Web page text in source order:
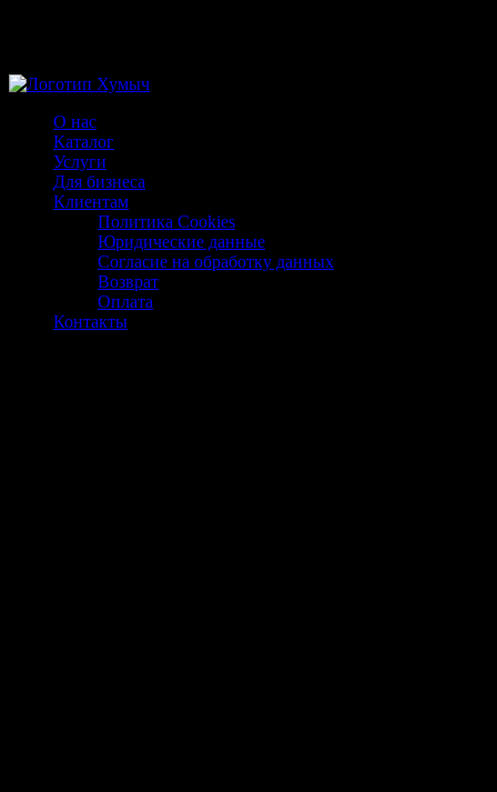
О нас
Каталог
Услуги
Для бизнеса
Клиентам
Политика Cookies
Юридические данные
Согласие на обработку данных
Возврат
Оплата
Контакты